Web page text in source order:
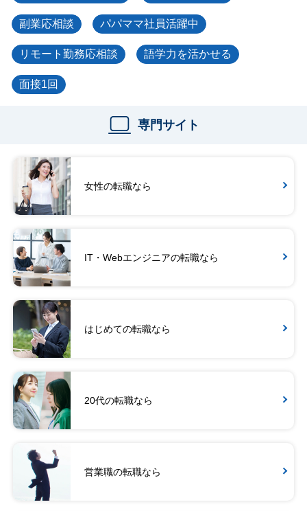
副業応相談 パパママ社員活躍中
リモート勤務応相談 語学力を活かせる
面接1回
専門サイト
女性の転職なら
IT・Webエンジニアの転職なら
はじめての転職なら
20代の転職なら
営業職の転職なら